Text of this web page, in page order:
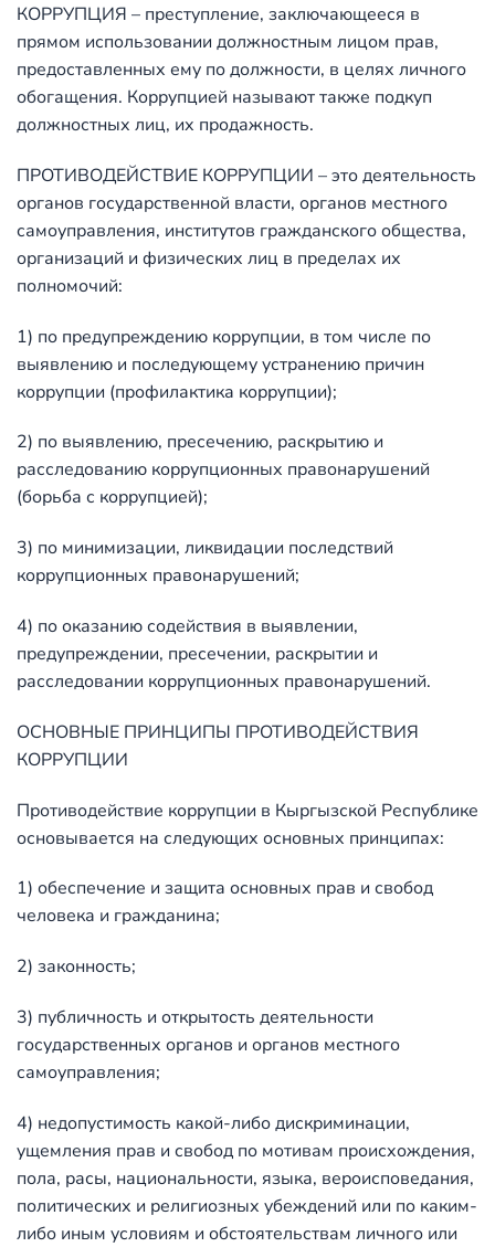
КОРРУПЦИЯ – преступление, заключающееся в
прямом использовании должностным лицом прав,
предоставленных ему по должности, в целях личного
обогащения. Коррупцией называют также подкуп
должностных лиц, их продажность.
ПРОТИВОДЕЙСТВИЕ КОРРУПЦИИ – это деятельность
органов государственной власти, органов местного
самоуправления, институтов гражданского общества,
организаций и физических лиц в пределах их
полномочий:
1) по предупреждению коррупции, в том числе по
выявлению и последующему устранению причин
коррупции (профилактика коррупции);
2) по выявлению, пресечению, раскрытию и
расследованию коррупционных правонарушений
(борьба с коррупцией);
3) по минимизации, ликвидации последствий
коррупционных правонарушений;
4) по оказанию содействия в выявлении,
предупреждении, пресечении, раскрытии и
расследовании коррупционных правонарушений.
ОСНОВНЫЕ ПРИНЦИПЫ ПРОТИВОДЕЙСТВИЯ
КОРРУПЦИИ
Противодействие коррупции в Кыргызской Республике
основывается на следующих основных принципах:
1) обеспечение и защита основных прав и свобод
человека и гражданина;
2) законность;
3) публичность и открытость деятельности
государственных органов и органов местного
самоуправления;
4) недопустимость какой-либо дискриминации,
ущемления прав и свобод по мотивам происхождения,
пола, расы, национальности, языка, вероисповедания,
политических и религиозных убеждений или по каким-
либо иным условиям и обстоятельствам личного или